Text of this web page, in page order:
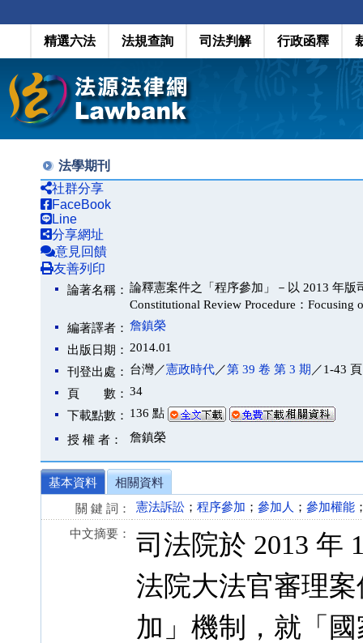
精選六法 法規查詢 司法判解 行政函釋
法學期刊
社群分享
FaceBook
Line
分享網址
意見回饋
友善列印
論著名稱： 論釋憲案件之「程序參加」－以 2013 年
Constitutional Review Procedure：
編著譯者： 詹鎮榮
出版日期： 2014.01
刊登出處： 台灣／憲政時代／第 39 卷 第 3 期 ／1-43 頁
頁 數： 34
下載點數： 136 點
授 權 者： 詹鎮榮
基本資料
相關資料
關 鍵 詞：
憲法訴訟 ； 程序參加 ； 參加人 ； 參加權能
中文摘要：
司法院於 2013 年
法院大法官審理
加」機制，就「